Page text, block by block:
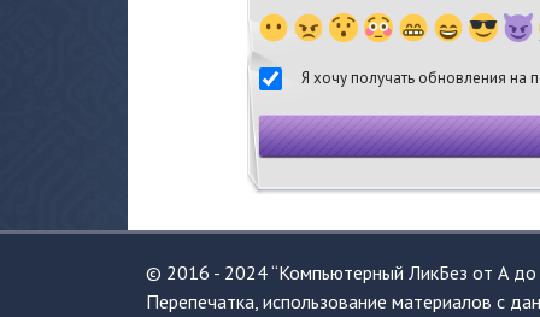
Я хочу получать обновления на
© 2016 - 2024 “Компьютерный ЛикБез от А до
Перепечатка, использование материалов с